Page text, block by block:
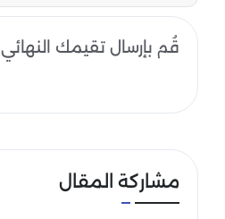
قُم بإرسال تقيمك النهائي
مشاركة المقال